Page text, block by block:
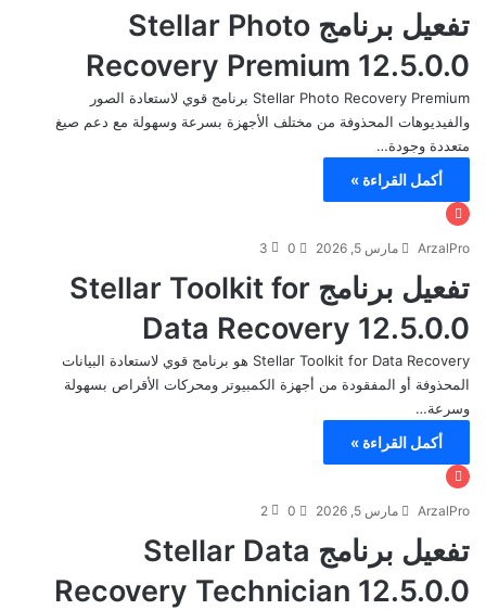
تفعيل برنامج Stellar Photo
Recovery Premium 12.5.0.0
Stellar Photo Recovery Premium برنامج قوي لاستعادة الصور
والفيديوهات المحذوفة من مختلف الأجهزة بسرعة وسهولة مع دعم صيغ
متعددة وجودة…
أكمل القراءة »
ArzalPro مارس 5, 2026 0
3
تفعيل برنامج Stellar Toolkit for
Data Recovery 12.5.0.0
Stellar Toolkit for Data Recovery هو برنامج قوي لاستعادة البيانات
المحذوفة أو المفقودة من أجهزة الكمبيوتر ومحركات الأقراص بسهولة
وسرعة…
أكمل القراءة »
ArzalPro مارس 5, 2026 0
2
تفعيل برنامج Stellar Data
Recovery Technician 12.5.0.0